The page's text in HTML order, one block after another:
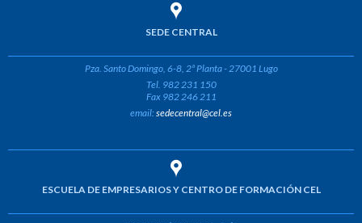
SEDE CENTRAL
Pza. Santo Domingo, 6-8, 2ª Planta - 27001 Lugo
Tel. 982 231 150
Fax 982 246 211
email:sedecentral@cel.es
ESCUELA DE EMPRESARIOS Y CENTRO DE FORMACIÓN CEL